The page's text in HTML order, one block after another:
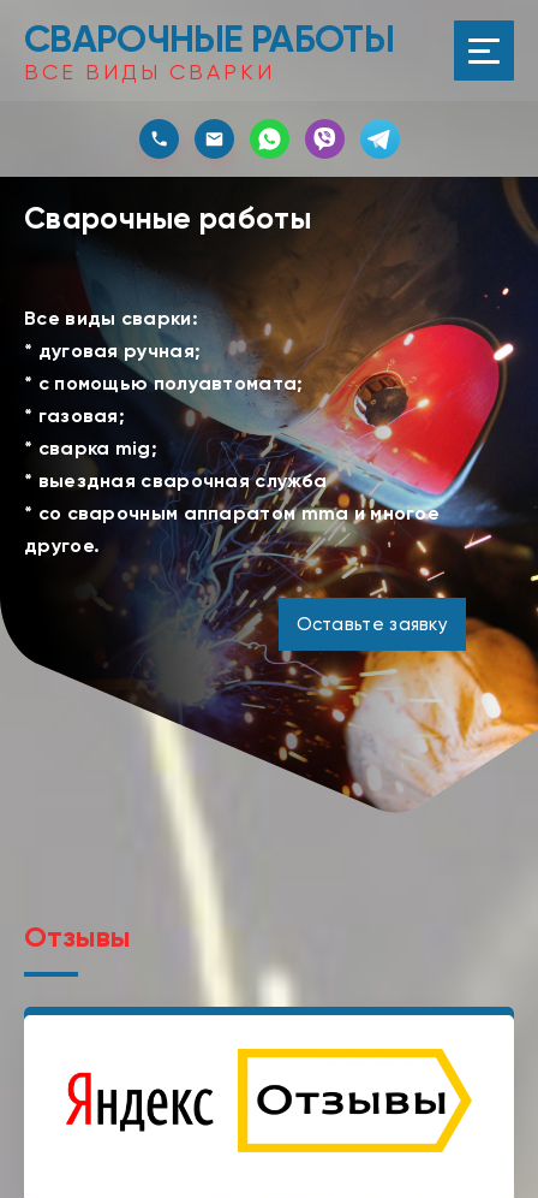
СВАРОЧНЫЕ РАБОТЫ
ВСЕ ВИДЫ СВАРКИ
Сварочные работы
Все виды сварки:
* дуговая ручная;
* с помощью полуавтомата;
* газовая;
* сварка mig;
* выездная сварочная служба
* со сварочным аппаратом mma и многое
другое.
Оставьте заявку
Отзывы